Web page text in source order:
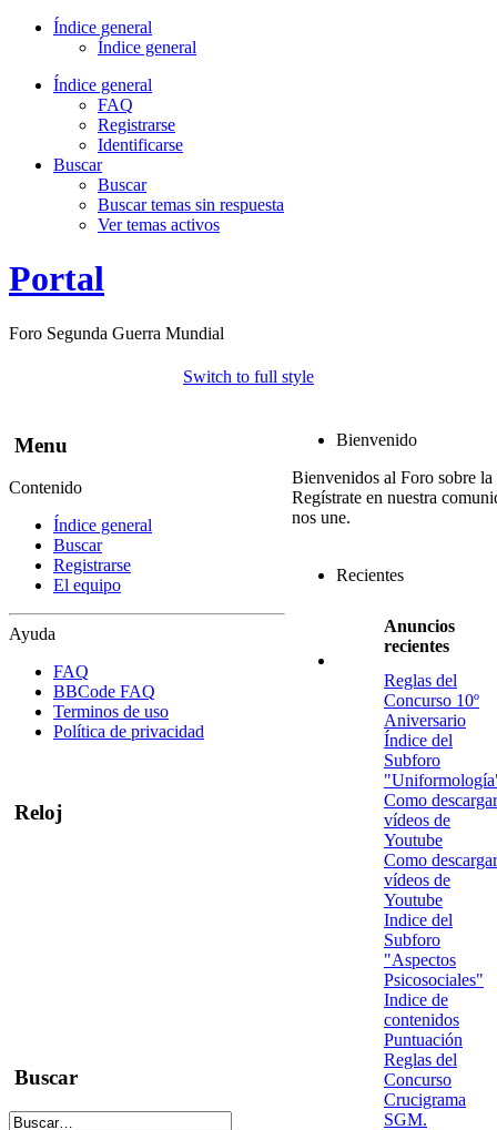
Índice general
Índice general
Índice general
FAQ
Registrarse
Identificarse
Buscar
Buscar
Buscar temas sin respuesta
Ver temas activos
Portal
Foro Segunda Guerra Mundial
Switch to full style
Menu
Contenido
Índice general
Buscar
Registrarse
El equipo
Ayuda
FAQ
BBCode FAQ
Terminos de uso
Política de privacidad
Reloj
Buscar
Bienvenido
Bienvenidos al Foro sobre
Regístrate en nuestra
nos une.
Recientes
Anuncios
recientes
Reglas del
Concurso 10º
Aniversario
Índice del
Subforo
Como descargar
vídeos de
Youtube
Como descargar
vídeos de
Youtube
Indice del
Subforo
"Aspectos
Psicosociales"
Indice de
contenidos
Puntuación
Reglas del
Concurso
Crucigrama
SGM.